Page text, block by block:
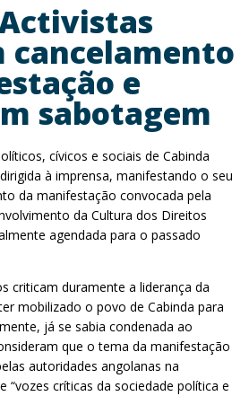
cancelamento
e
sabotagem
cívicos e sociais de Cabinda
à imprensa, manifestando o seu
da manifestação convocada pela
da Cultura dos Direitos
agendada para o passado
criticam duramente a liderança da
mobilizado o povo de Cabinda para
já se sabia condenada ao
que o tema da manifestação
autoridades angolanas na
“vozes críticas da sociedade política e